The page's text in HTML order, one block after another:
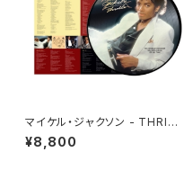
マイケル・ジャクソン - THRILL
ER[PICTURE VINYL](LP)
¥8,800